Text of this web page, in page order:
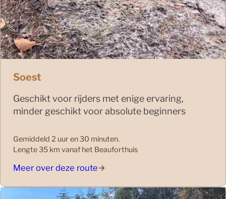
Soest
Geschikt voor rijders met enige ervaring,
minder geschikt voor absolute beginners
Gemiddeld 2 uur en 30 minuten.
Lengte 35 km vanaf het Beauforthuis
Meer over deze route